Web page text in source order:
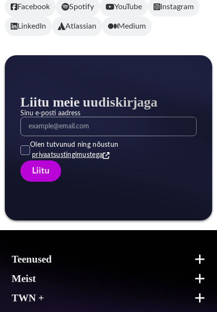
Facebook
Spotify YouTube Instagram
LinkedIn Atlassian Medium
Liitu meie uudiskirjaga
Sinu e-posti aadress
Olen tutvunud ning nõustun
privaatsustingimustega
Liitu
Teenused
Meist
TWN +